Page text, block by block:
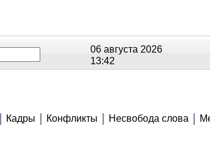
06 августа 2026
13:42
Кадры Конфликты Несвобода слова